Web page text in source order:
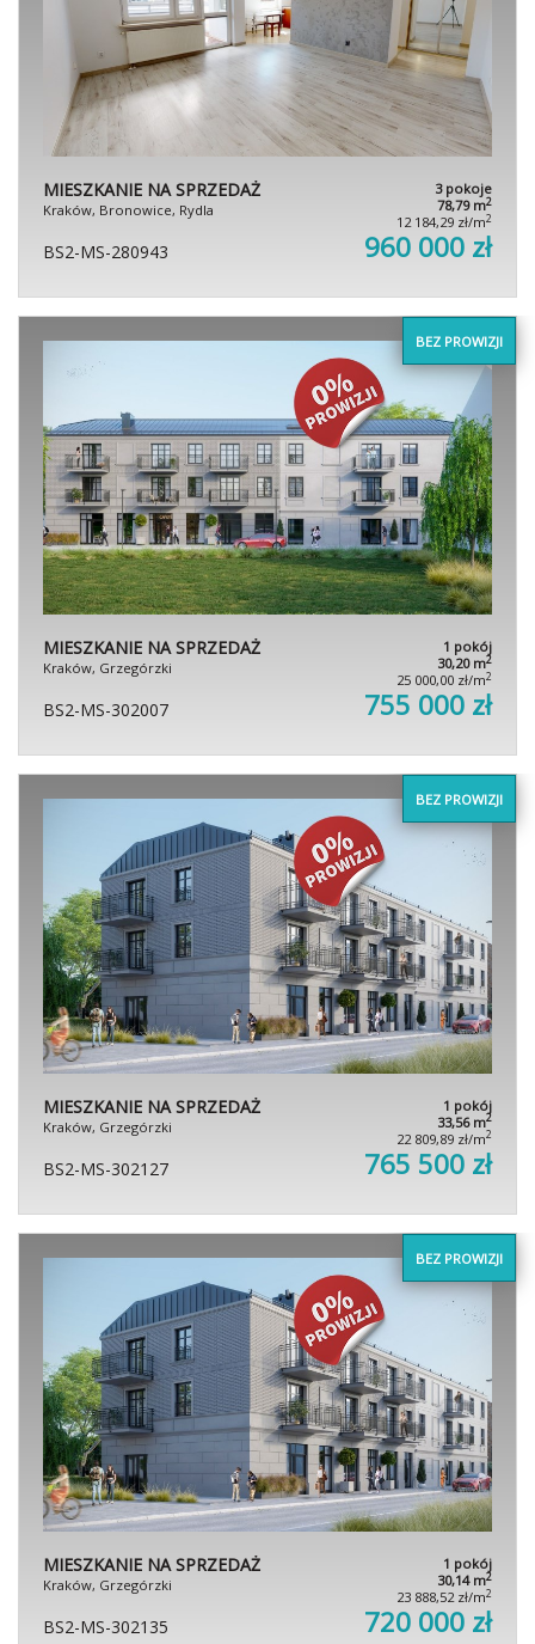
MIESZKANIE NA SPRZEDAŻ
Kraków, Bronowice, Rydla
3 pokoje
78,79 m2
12 184,29 zł/m2
BS2-MS-280943 960 000 zł
BEZ PROWIZJI
MIESZKANIE NA SPRZEDAŻ
Kraków, Grzegórzki
1 pokój
30,20 m2
25 000,00 zł/m2
BS2-MS-302007 755 000 zł
BEZ PROWIZJI
MIESZKANIE NA SPRZEDAŻ
Kraków, Grzegórzki
1 pokój
33,56 m2
22 809,89 zł/m2
BS2-MS-302127 765 500 zł
BEZ PROWIZJI
MIESZKANIE NA SPRZEDAŻ
Kraków, Grzegórzki
1 pokój
30,14 m2
23 888,52 zł/m2
BS2-MS-302135 720 000 zł